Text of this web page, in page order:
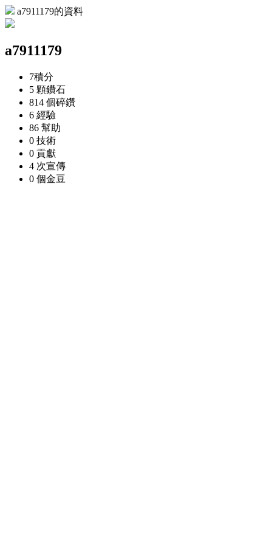
a7911179的資料
a7911179
7積分
5 顆鑽石
814 個碎鑽
6 經驗
86 幫助
0 技術
0 貢獻
4 次宣傳
0 個金豆